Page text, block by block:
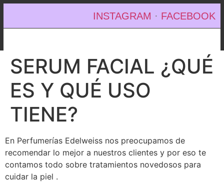
INSTAGRAM · FACEBOOK
SERUM FACIAL ¿QUÉ
ES Y QUÉ USO
TIENE?
En Perfumerías Edelweiss nos preocupamos de
recomendar lo mejor a nuestros clientes y por eso te
contamos todo sobre tratamientos novedosos para
cuidar la piel .